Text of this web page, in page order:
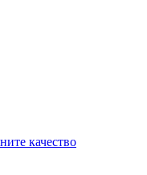
качество